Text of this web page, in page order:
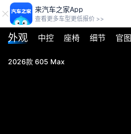
来汽车之家App
查看更多车型更低报价 >>
外观 中控 座椅 细节 官图
2026款 605 Max